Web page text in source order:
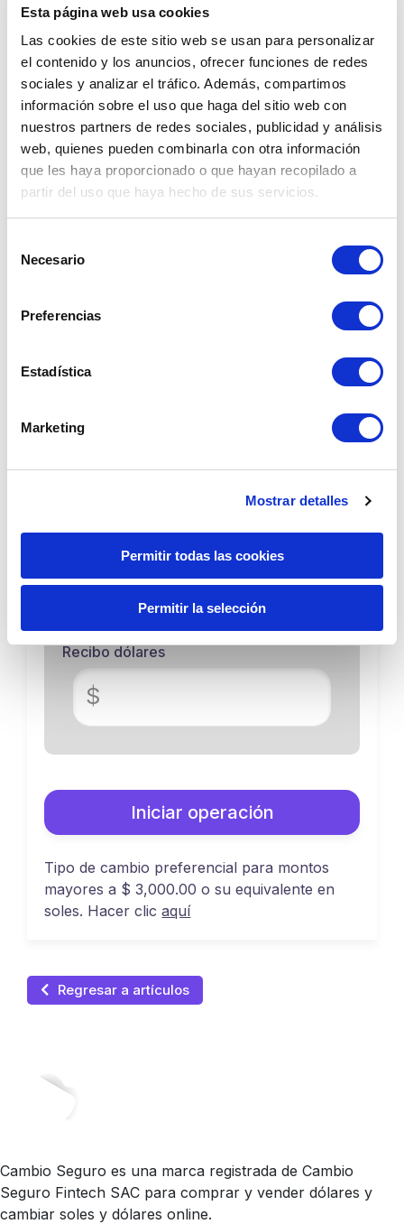
Esta página web usa cookies
Las cookies de este sitio web se usan para personalizar
el contenido y los anuncios, ofrecer funciones de redes
sociales y analizar el tráfico. Además, compartimos
información sobre el uso que haga del sitio web con
nuestros partners de redes sociales, publicidad y análisis
web, quienes pueden combinarla con otra información
que les haya proporcionado o que hayan recopilado a
partir del uso que haya hecho de sus servicios.
Necesario
Preferencias
Estadística
Marketing
Mostrar detalles
Permitir todas las cookies
Permitir la selección
Monedas en la región
El sol peruano se apreció un 2.85%,
mostrando estabilidad, mientras que el peso
colombiano lideró la región con +6.65%.
Monto mínimo S/3.41
S/
Recibo dólares
$
Iniciar operación
Tipo de cambio preferencial para montos
mayores a $ 3,000.00 o su equivalente en
soles. Hacer clicaquí
Regresar a artículos
Cambio Seguro es una marca registrada de Cambio
Seguro Fintech SAC para comprar y vender dólares y
cambiar soles y dólares online.